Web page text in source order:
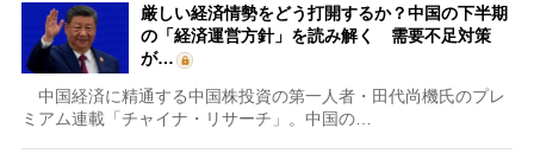
厳しい経済情勢をどう打開するか？中国の下半期
の「経済運営方針」を読み解く 需要不足対策
が…
中国経済に精通する中国株投資の第一人者・田代尚機氏のプレ
ミアム連載「チャイナ・リサーチ」。中国の…